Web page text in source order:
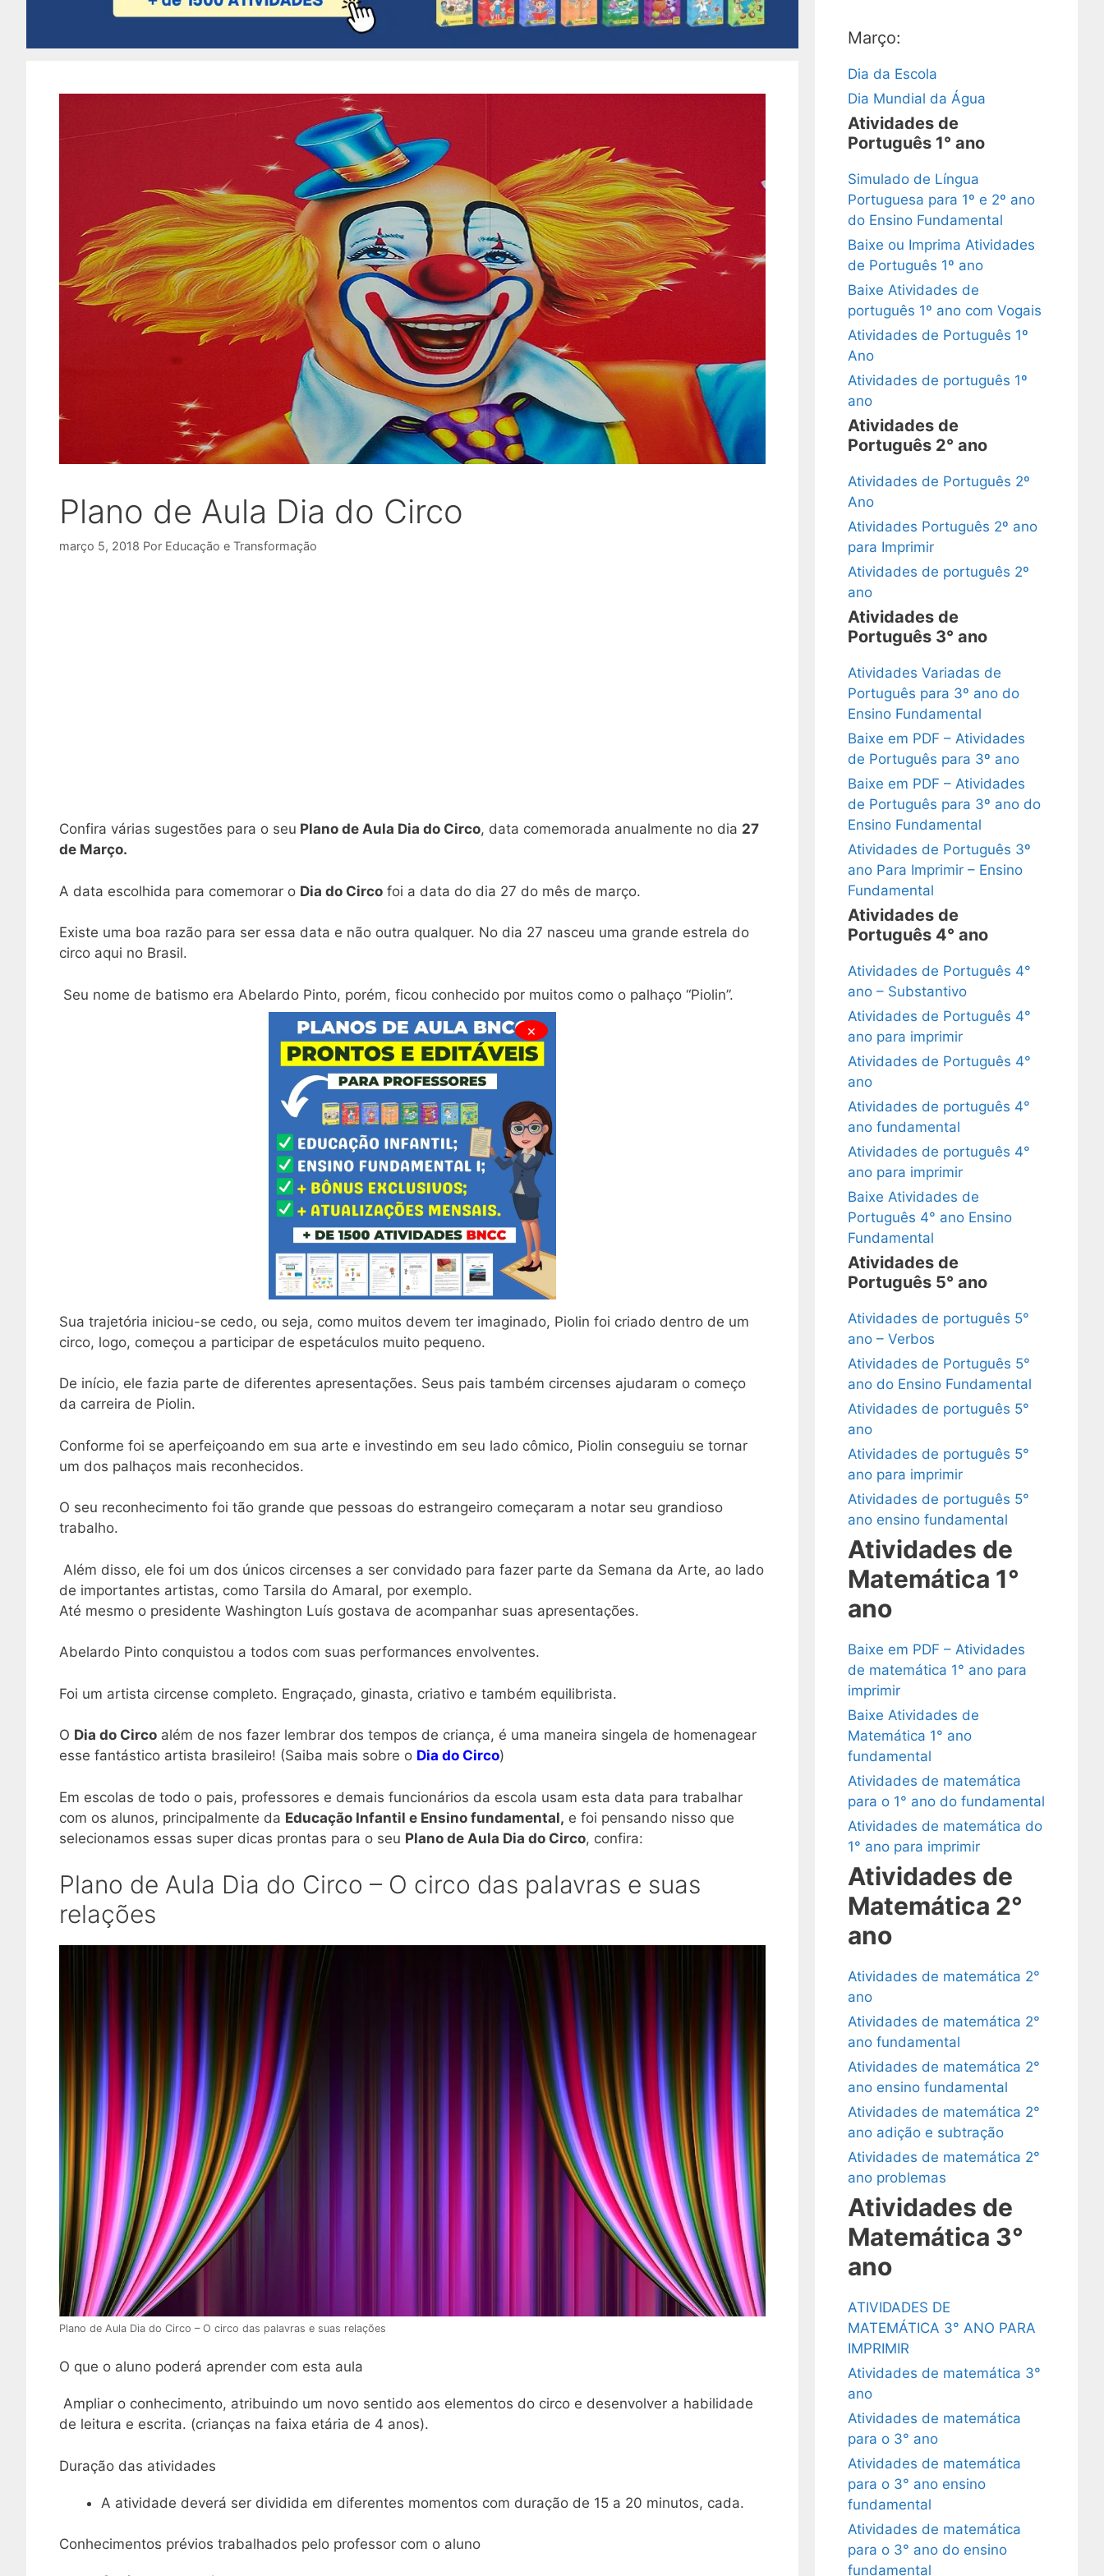
Plano de Aula Dia do Circo
março 5, 2018 Por Educação e Transformação
Confira várias sugestões para o seu Plano de Aula Dia do Circo, data comemorada anualmente no dia 27
de Março.
A data escolhida para comemorar o Dia do Circo foi a data do dia 27 do mês de março.
Existe uma boa razão para ser essa data e não outra qualquer. No dia 27 nasceu uma grande estrela do
circo aqui no Brasil.
Seu nome de batismo era Abelardo Pinto, porém, ficou conhecido por muitos como o palhaço “Piolin”.
×
Sua trajetória iniciou-se cedo, ou seja, como muitos devem ter imaginado, Piolin foi criado dentro de um
circo, logo, começou a participar de espetáculos muito pequeno.
De início, ele fazia parte de diferentes apresentações. Seus pais também circenses ajudaram o começo
da carreira de Piolin.
Conforme foi se aperfeiçoando em sua arte e investindo em seu lado cômico, Piolin conseguiu se tornar
um dos palhaços mais reconhecidos.
O seu reconhecimento foi tão grande que pessoas do estrangeiro começaram a notar seu grandioso
trabalho.
Além disso, ele foi um dos únicos circenses a ser convidado para fazer parte da Semana da Arte, ao lado
de importantes artistas, como Tarsila do Amaral, por exemplo.
Até mesmo o presidente Washington Luís gostava de acompanhar suas apresentações.
Abelardo Pinto conquistou a todos com suas performances envolventes.
Foi um artista circense completo. Engraçado, ginasta, criativo e também equilibrista.
O Dia do Circo além de nos fazer lembrar dos tempos de criança, é uma maneira singela de homenagear
esse fantástico artista brasileiro! (Saiba mais sobre o Dia do Circo)
Em escolas de todo o pais, professores e demais funcionários da escola usam esta data para trabalhar
com os alunos, principalmente da Educação Infantil e Ensino fundamental, e foi pensando nisso que
selecionamos essas super dicas prontas para o seu Plano de Aula Dia do Circo, confira:
Plano de Aula Dia do Circo – O circo das palavras e suas
relações
Plano de Aula Dia do Circo – O circo das palavras e suas relações
O que o aluno poderá aprender com esta aula
Ampliar o conhecimento, atribuindo um novo sentido aos elementos do circo e desenvolver a habilidade
de leitura e escrita. (crianças na faixa etária de 4 anos).
Duração das atividades
A atividade deverá ser dividida em diferentes momentos com duração de 15 a 20 minutos, cada.
Conhecimentos prévios trabalhados pelo professor com o aluno
Março:
Dia da Escola
Dia Mundial da Água
Atividades de
Português 1° ano
Simulado de Língua
Portuguesa para 1º e 2º ano
do Ensino Fundamental
Baixe ou Imprima Atividades
de Português 1º ano
Baixe Atividades de
português 1º ano com Vogais
Atividades de Português 1º
Ano
Atividades de português 1º
ano
Atividades de
Português 2° ano
Atividades de Português 2º
Ano
Atividades Português 2º ano
para Imprimir
Atividades de português 2º
ano
Atividades de
Português 3° ano
Atividades Variadas de
Português para 3º ano do
Ensino Fundamental
Baixe em PDF – Atividades
de Português para 3º ano
Baixe em PDF – Atividades
de Português para 3º ano do
Ensino Fundamental
Atividades de Português 3º
ano Para Imprimir – Ensino
Fundamental
Atividades de
Português 4° ano
Atividades de Português 4°
ano – Substantivo
Atividades de Português 4°
ano para imprimir
Atividades de Português 4°
ano
Atividades de português 4°
ano fundamental
Atividades de português 4°
ano para imprimir
Baixe Atividades de
Português 4° ano Ensino
Fundamental
Atividades de
Português 5° ano
Atividades de português 5°
ano – Verbos
Atividades de Português 5°
ano do Ensino Fundamental
Atividades de português 5°
ano
Atividades de português 5°
ano para imprimir
Atividades de português 5°
ano ensino fundamental
Atividades de
Matemática 1°
ano
Baixe em PDF – Atividades
de matemática 1° ano para
imprimir
Baixe Atividades de
Matemática 1° ano
fundamental
Atividades de matemática
para o 1° ano do fundamental
Atividades de matemática do
1° ano para imprimir
Atividades de
Matemática 2°
ano
Atividades de matemática 2°
ano
Atividades de matemática 2°
ano fundamental
Atividades de matemática 2°
ano ensino fundamental
Atividades de matemática 2°
ano adição e subtração
Atividades de matemática 2°
ano problemas
Atividades de
Matemática 3°
ano
ATIVIDADES DE
MATEMÁTICA 3° ANO PARA
IMPRIMIR
Atividades de matemática 3°
ano
Atividades de matemática
para o 3° ano
Atividades de matemática
para o 3° ano ensino
fundamental
Atividades de matemática
para o 3° ano do ensino
fundamental